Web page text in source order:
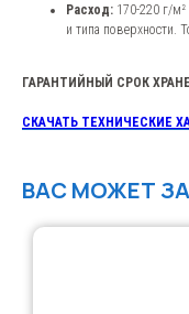
Расход: 170-220 г/м²
и типа поверхности.
ГАРАНТИЙНЫЙ СРОК
СКАЧАТЬ ТЕХНИЧЕСКИЕ
ВАС МОЖЕТ